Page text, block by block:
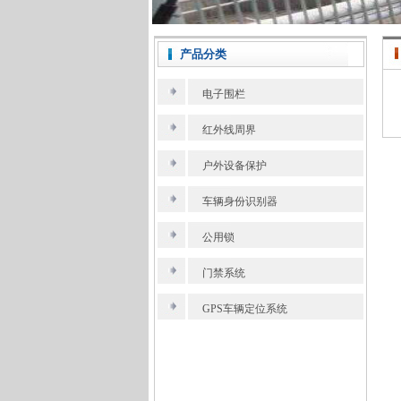
产品分类
电子围栏
红外线周界
户外设备保护
车辆身份识别器
公用锁
门禁系统
GPS车辆定位系统